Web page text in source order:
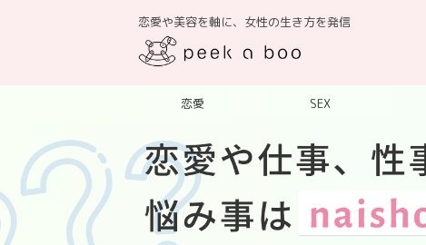
恋愛や美容を軸に、女性の生き方を発信
恋愛 SEX